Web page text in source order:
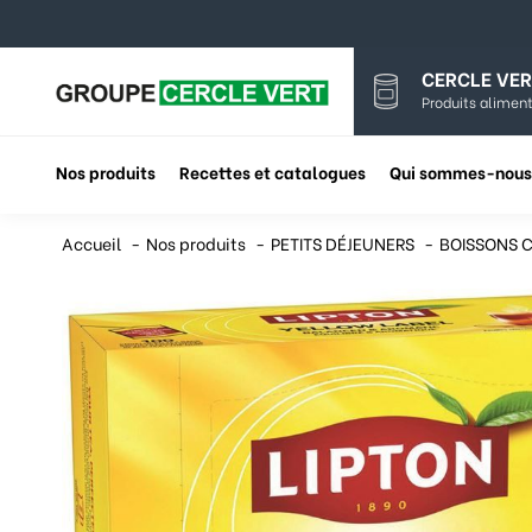
CERCLE
Produits
Nos produits Recettes et catalogues Qui sommes-
Accueil Nos produits PETITS DÉJEUNERS BOISSONS